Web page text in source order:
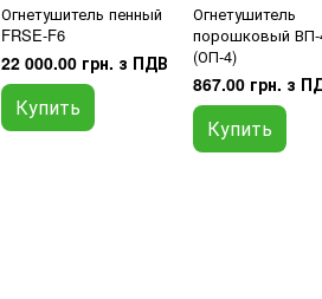
Огнетушитель пенный
FRSE-F6
22 000.00 грн. з ПДВ
Купить
Огнетушитель
порошковый ВП-
(ОП-4)
867.00 грн. з
Купить